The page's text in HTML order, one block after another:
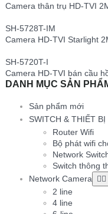
Camera thân trụ HD-TVI
SH-5728T-IM
Camera HD-TVI Starlight
SH-5720T-I
Camera HD-TVI bán cầu
DANH MỤC SẢN
Sản phẩm mới
SWITCH & THIẾT BỊ
Router Wifi
Bộ phát wifi
Network
Switch thông
Network Camera
2 line
4 line